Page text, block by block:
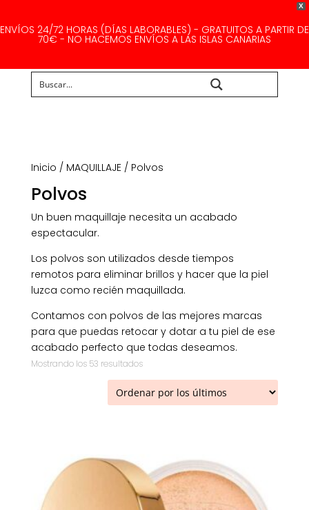
X
ENVÍOS 24/72 HORAS (DÍAS LABORABLES) - GRATUITOS A PARTIR DE
70€ - NO HACEMOS ENVÍOS A LAS ISLAS CANARIAS
Inicio / MAQUILLAJE/ Polvos
Polvos
Un buen maquillaje necesita un acabado
espectacular.
Los polvos son utilizados desde tiempos
remotos para eliminar brillos y hacer que la piel
luzca como recién maquillada.
Contamos con polvos de las mejores marcas
para que puedas retocar y dotar a tu piel de ese
acabado perfecto que todas deseamos.
Mostrando los 53 resultadosOrdenado
por
los